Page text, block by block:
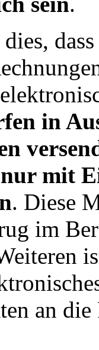
in
mit
. Diese
im
an